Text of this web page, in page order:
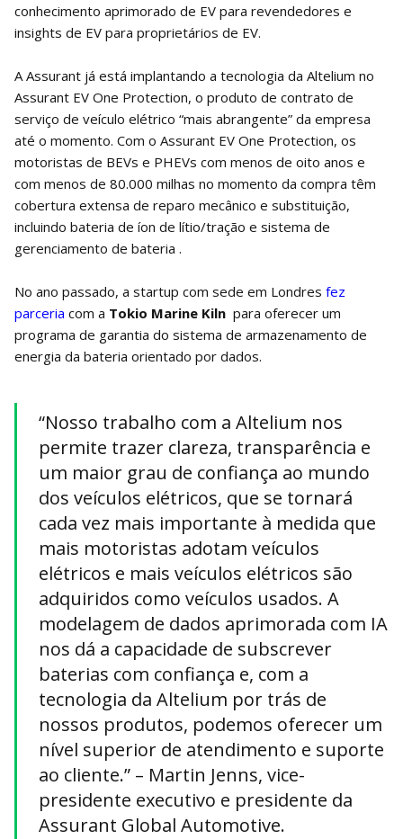
conhecimento aprimorado de EV para revendedores e
insights de EV para proprietários de EV.
A Assurant já está implantando a tecnologia da Altelium no
Assurant EV One Protection, o produto de contrato de
serviço de veículo elétrico “mais abrangente” da empresa
até o momento. Com o Assurant EV One Protection, os
motoristas de BEVs e PHEVs com menos de oito anos e
com menos de 80.000 milhas no momento da compra têm
cobertura extensa de reparo mecânico e substituição,
incluindo bateria de íon de lítio/tração e sistema de
gerenciamento de bateria .
No ano passado, a startup com sede em Londres fez
parceria com a Tokio Marine Kiln para oferecer um
programa de garantia do sistema de armazenamento de
energia da bateria orientado por dados.
“Nosso trabalho com a Altelium nos
permite trazer clareza, transparência e
um maior grau de confiança ao mundo
dos veículos elétricos, que se tornará
cada vez mais importante à medida que
mais motoristas adotam veículos
elétricos e mais veículos elétricos são
adquiridos como veículos usados. A
modelagem de dados aprimorada com IA
nos dá a capacidade de subscrever
baterias com confiança e, com a
tecnologia da Altelium por trás de
nossos produtos, podemos oferecer um
nível superior de atendimento e suporte
ao cliente.” – Martin Jenns, vice-
presidente executivo e presidente da
Assurant Global Automotive.